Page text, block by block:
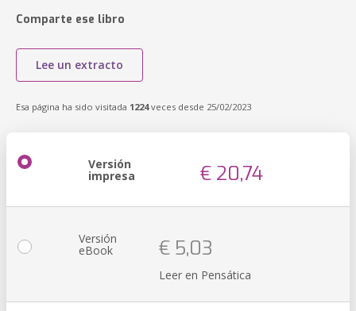
Comparte ese libro
Lee un extracto
Esa página ha sido visitada 1224veces desde 25/02/2023
Versión
impresa € 20,74
Versión
eBook € 5,03
Leer en Pensática